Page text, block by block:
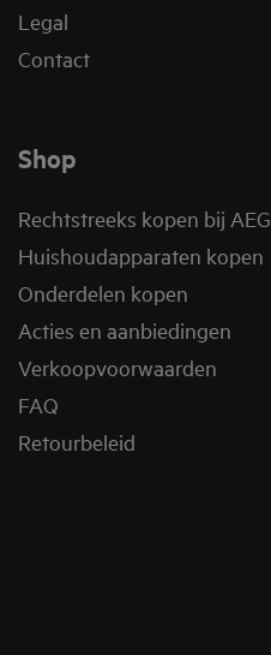
Legal
Contact
Shop
Rechtstreeks kopen bij AEG
Huishoudapparaten kopen
Onderdelen kopen
Acties en aanbiedingen
Verkoopvoorwaarden
FAQ
Retourbeleid